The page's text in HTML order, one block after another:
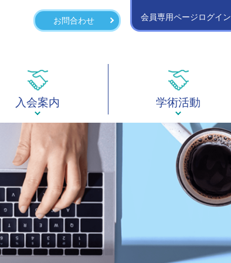
お問合わせ 会員専用ページログイン
入会案内 学術活動